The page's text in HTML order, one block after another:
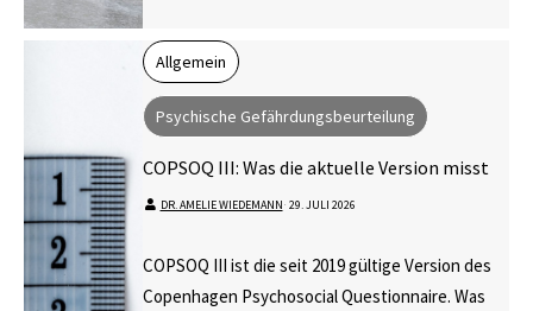
Allgemein
Psychische Gefährdungsbeurteilung
COPSOQ III: Was die aktuelle Version misst
DR. AMELIE WIEDEMANN⋅ 29. JULI 2026
COPSOQ III ist die seit 2019 gültige Version des
Copenhagen Psychosocial Questionnaire. Was